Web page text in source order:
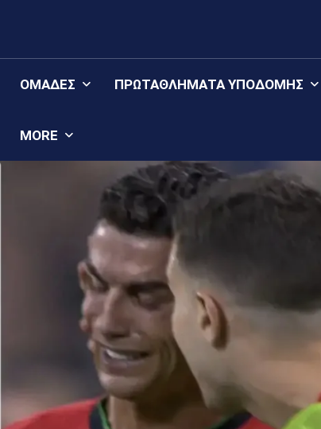
ΟΜΆΔΕΣ ΠΡΩΤΑΘΛΉΜΑΤΑ YΠΟΔΟΜΉΣ
MORE